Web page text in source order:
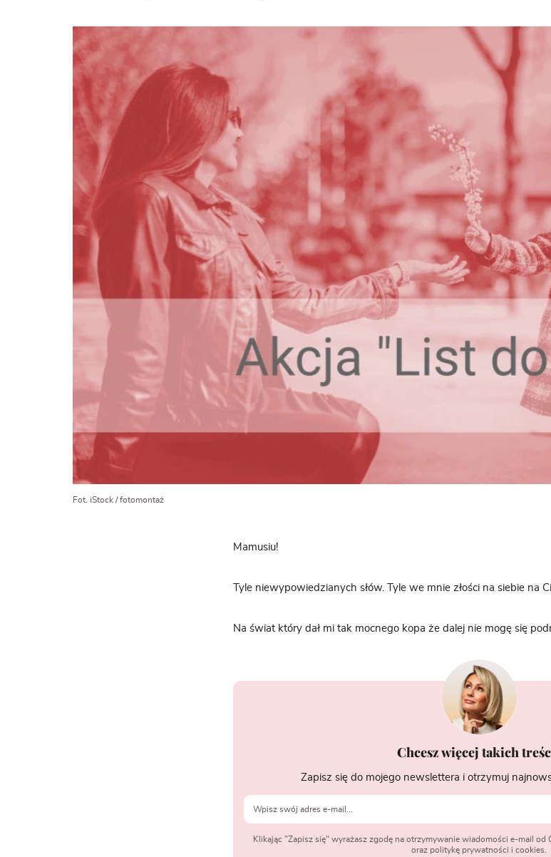
Fot. iStock / fotomontaż
Mamusiu!
Tyle niewypowiedzianych słów. Tyle we mnie złości na siebie na
Na świat który dał mi tak mocnego kopa że dalej nie mogę się
Chcesz więcej takich
Zapisz się do mojego newslettera i otrzymuj
Klikając "Zapisz się" wyrażasz zgodę na otrzymywanie wiadomości e-mail od
oraz politykę prywatności i cookies.